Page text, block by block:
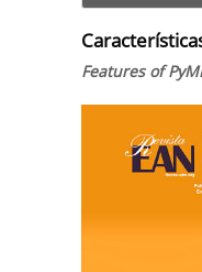
Features of
Barra
lateral